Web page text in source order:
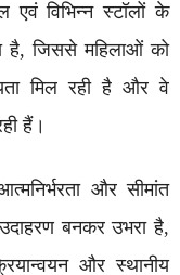
एवं विभिन्न स्टॉलों के
है, जिससे महिलाओं को
मिल रही है और वे
हैं।
और सीमांत
बनकर उभरा है,
और स्थानीय